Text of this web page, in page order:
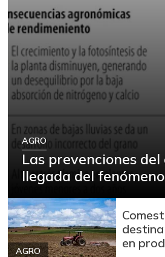
AGRO
Las prevenciones
llegada del
AGRO
en